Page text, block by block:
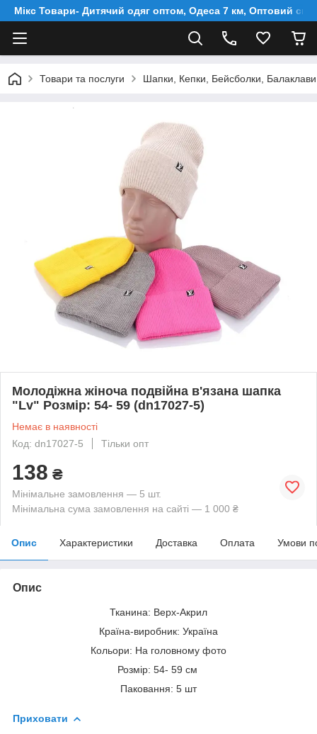
Мікс Товари- Дитячий одяг оптом, Одеса 7 км, Оптовий
Товари та послуги Шапки, Кепки, Бейсболки, Балаклави
Молодіжна жіноча подвійна в'язана шапка
"Lv" Розмір: 54- 59 (dn17027-5)
Немає в наявності
Код: dn17027-5
Тільки опт
138 ₴
Мінімальне замовлення — 5 шт.
Мінімальна сума замовлення на сайті — 1 000 ₴
Опис Характеристики Доставка Оплата Умови
Опис
Тканина: Верх-Акрил
Країна-виробник: Україна
Кольори: На головному фото
Розмір: 54- 59 см
Паковання: 5 шт
Приховати